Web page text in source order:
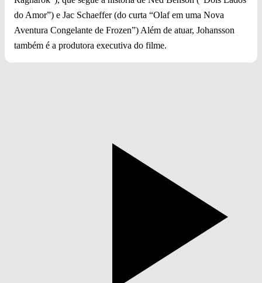
do Amor”) e Jac Schaeffer (do curta “Olaf em uma Nova
Aventura Congelante de Frozen”) Além de atuar, Johansson
também é a produtora executiva do filme.